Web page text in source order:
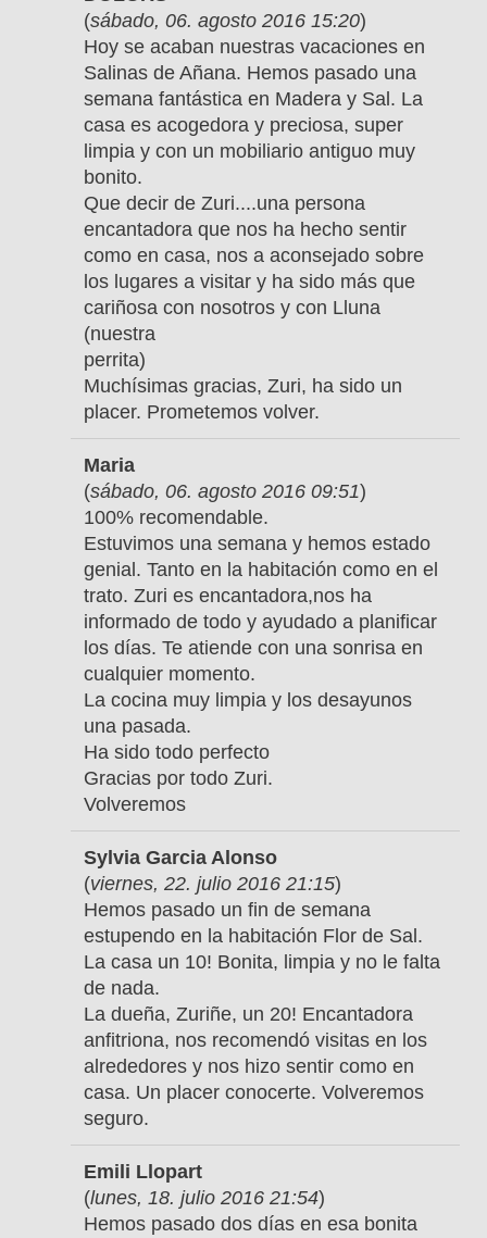
(sábado, 06. agosto 2016 15:20)
Hoy se acaban nuestras vacaciones en
Salinas de Añana. Hemos pasado una
semana fantástica en Madera y Sal. La
casa es acogedora y preciosa, super
limpia y con un mobiliario antiguo muy
bonito.
Que decir de Zuri....una persona
encantadora que nos ha hecho sentir
como en casa, nos a aconsejado sobre
los lugares a visitar y ha sido más que
cariñosa con nosotros y con Lluna
(nuestra
perrita)
Muchísimas gracias, Zuri, ha sido un
placer. Prometemos volver.
Maria
(sábado, 06. agosto 2016 09:51)
100% recomendable.
Estuvimos una semana y hemos estado
genial. Tanto en la habitación como en el
trato. Zuri es encantadora,nos ha
informado de todo y ayudado a planificar
los días. Te atiende con una sonrisa en
cualquier momento.
La cocina muy limpia y los desayunos
una pasada.
Ha sido todo perfecto
Gracias por todo Zuri.
Volveremos
Sylvia Garcia Alonso
(viernes, 22. julio 2016 21:15)
Hemos pasado un fin de semana
estupendo en la habitación Flor de Sal.
La casa un 10! Bonita, limpia y no le falta
de nada.
La dueña, Zuriñe, un 20! Encantadora
anfitriona, nos recomendó visitas en los
alrededores y nos hizo sentir como en
casa. Un placer conocerte. Volveremos
seguro.
Emili Llopart
(lunes, 18. julio 2016 21:54)
Hemos pasado dos días en esa bonita